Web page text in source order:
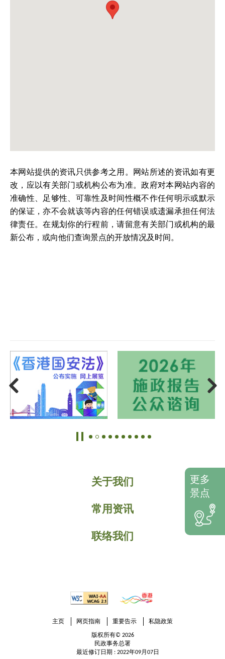
本网站提供的资讯只供参考之用。网站所述的资讯如有更
改，应以有关部门或机构公布为准。政府对本网站内容的
准确性、足够性、可靠性及时间性概不作任何明示或默示
的保证，亦不会就该等内容的任何错误或遗漏承担任何法
律责任。在规划你的行程前，请留意有关部门或机构的最
新公布，或向他们查询景点的开放情况及时间。
关于我们
常用资讯
联络我们
更多
景点
主页 网页指南 重要告示 私隐政策
版权所有© 2026
民政事务总署
最近修订日期 : 2022年09月07日